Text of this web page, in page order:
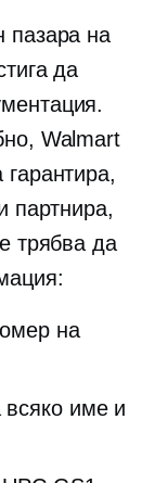
пазара на
да
Walmart
партнира,
трябва да
на
име и